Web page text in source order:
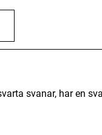
svanar, har en